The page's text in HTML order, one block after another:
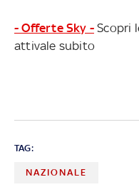
- Offerte Sky - Scopri
attivale subito
TAG:
NAZIONALE